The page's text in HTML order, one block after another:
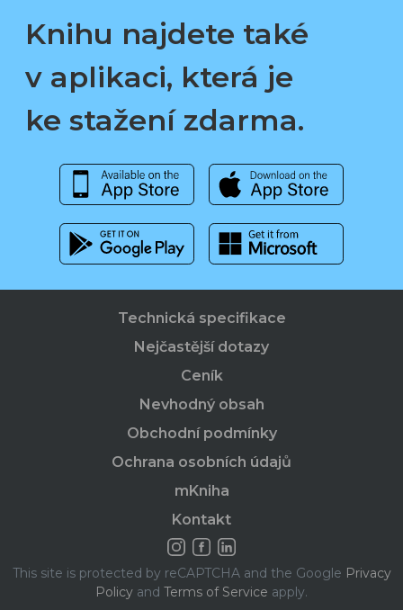
Knihu najdete také
v aplikaci, která je
ke stažení zdarma.
Technická specifikace
Nejčastější dotazy
Ceník
Nevhodný obsah
Obchodní podmínky
Ochrana osobních údajů
mKniha
Kontakt
This site is protected by reCAPTCHA and the Google Privacy
Policy and Terms of Service apply.